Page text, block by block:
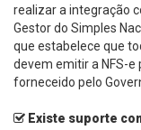
realizar a integração
Gestor do Simples
que estabelece que
devem emitir a NFS-
forneceido pelo
Existe suporte